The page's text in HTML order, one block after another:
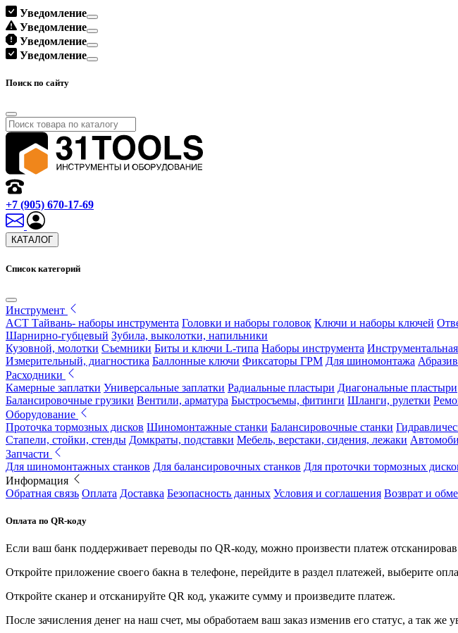
Уведомление
Уведомление
Уведомление
Уведомление
Поиск по сайту
+7 (905) 670-17-69
КАТАЛОГ
Список категорий
Инструмент
ACT Тайвань- наборы инструмента Головки и наборы головок Ключи и наборы ключей
Шарнирно-губцевый Зубила, выколотки, напильники
Кузовной, молотки Съемники Биты и ключи L-типа Наборы инструмента
Измерительный, диагностика Баллонные ключи Фиксаторы ГРМ Для шиномонтажа
Расходники
Камерные заплатки Универсальные заплатки Радиальные пластыри Диагональные пластыри
Балансировочные грузики Вентили, арматура Быстросъемы, фитинги Шланги, рулетки
Оборудование
Проточка тормозных дисков Шиномонтажные станки Балансировочные станки
Стапели, стойки, стенды Домкраты, подставки Мебель, верстаки, сидения, лежаки
Запчасти
Для шиномонтажных станков Для балансировочных станков Для проточки тормозных
Информация
Обратная связь Оплата Доставка Безопасность данных Условия и соглашения Возврат и
Оплата по QR-коду
Если ваш банк поддерживает переводы по QR-коду, можно произвести платеж
Откройте приложение своего бакна в телефоне, перейдите в раздел платежей, выберите
Откройте сканер и отсканируйте QR код, укажите сумму и произведите платеж.
После зачисления денег на наш счет, мы обработаем ваш заказ изменив его статус, а так же